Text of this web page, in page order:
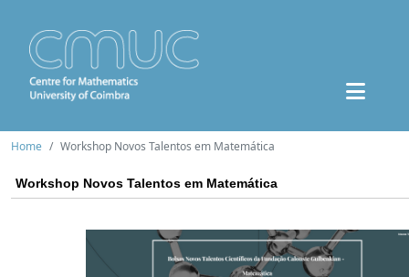
Home Workshop Novos Talentos em Matemática
Workshop Novos Talentos em Matemática